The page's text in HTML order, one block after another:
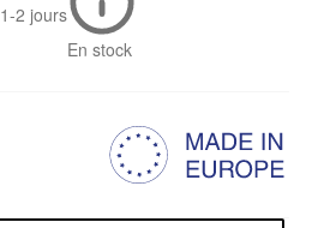
1-2 jours
En stock